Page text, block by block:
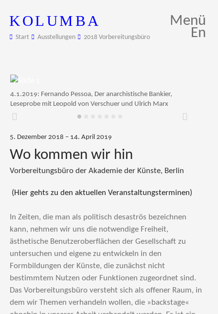
KOLUMBA
Start Ausstellungen 2018 Vorbereitungsbüro
Menü
En
4.1.2019: Fernando Pessoa, Der anarchistische Bankier,
Leseprobe mit Leopold von Verschuer und Ulrich Marx
Zurück Weiter
5. Dezember 2018 – 14. April 2019
Wo kommen wir hin
Vorbereitungsbüro der Akademie der Künste, Berlin
(Hier gehts zu den aktuellen Veranstaltungsterminen)
In Zeiten, die man als politisch desaströs bezeichnen
kann, nehmen wir uns die notwendige Freiheit,
ästhetische Benutzeroberflächen der Gesellschaft zu
untersuchen und eigene zu entwickeln in den
Formbildungen der Künste, die zunächst nicht
bestimmtem Nutzen oder Funktionen zugeordnet sind.
Das Vorbereitungsbüro versteht sich als offener Raum, in
dem wir Themen verhandeln wollen, die »backstage«